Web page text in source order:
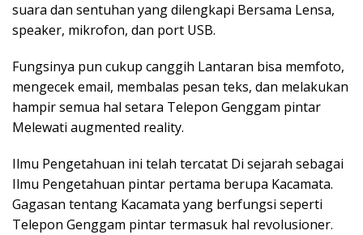
suara dan sentuhan yang dilengkapi Bersama Lensa,
speaker, mikrofon, dan port USB.
Fungsinya pun cukup canggih Lantaran bisa memfoto,
mengecek email, membalas pesan teks, dan melakukan
hampir semua hal setara Telepon Genggam pintar
Melewati augmented reality.
Ilmu Pengetahuan ini telah tercatat Di sejarah sebagai
Ilmu Pengetahuan pintar pertama berupa Kacamata.
Gagasan tentang Kacamata yang berfungsi seperti
Telepon Genggam pintar termasuk hal revolusioner.